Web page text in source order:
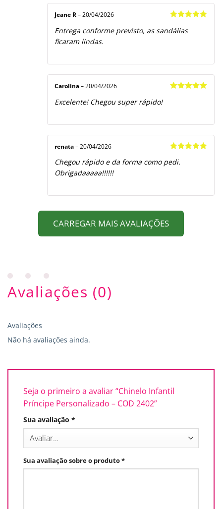
de 5
Jeane R – 20/04/2026
Entrega conforme previsto, as sandálias
ficaram lindas.
Carolina – 20/04/2026
Excelente! Chegou super rápido!
de 5
renata – 20/04/2026
Chegou rápido e da forma como pedi.
Obrigadaaaaa!!!!!!
CARREGAR MAIS AVALIAÇÕES
Avaliações (0)
Avaliações
Não há avaliações ainda.
Seja o primeiro a avaliar “Chinelo Infantil
Príncipe Personalizado – COD 2402”
Sua avaliação *
Sua avaliação sobre o produto*